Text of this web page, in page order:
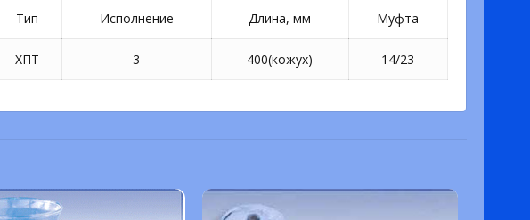
Тип Исполнение Длина, мм Муфта
ХПТ 3 400(кожух) 14/23